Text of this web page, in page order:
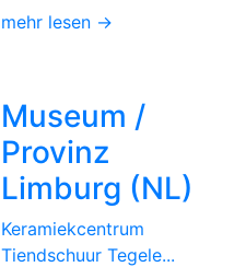
mehr lesen →
Museum /
Provinz
Limburg (NL)
Keramiekcentrum
Tiendschuur Tegele...